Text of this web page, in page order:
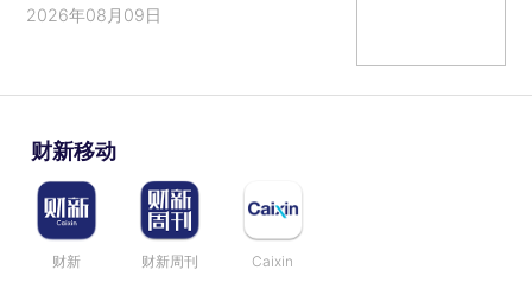
2026年08月09日
财新移动
财新 财新周刊 Caixin